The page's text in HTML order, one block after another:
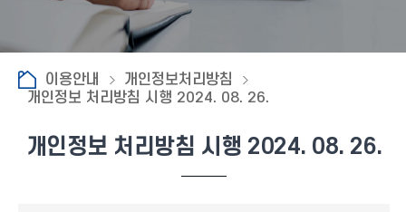
이용안내
개인정보처리방침
개인정보 처리방침 시행 2024. 08. 26.
개인정보 처리방침 시행 2024. 08. 26.